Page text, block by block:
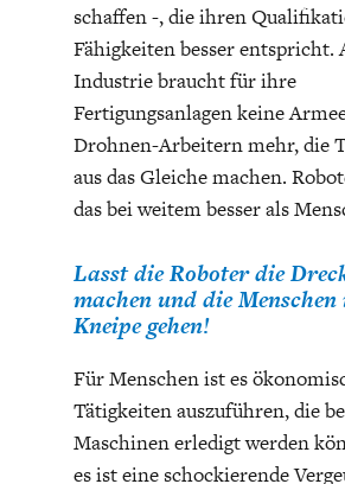
schaffen -, die ihren
Fähigkeiten besser entspricht.
Industrie braucht für ihre
Fertigungsanlagen keine
Drohnen-Arbeitern mehr, die
aus das Gleiche machen.
das bei weitem besser als
Lasst die Roboter die
machen und die
Kneipe gehen!
Für Menschen ist es
Tätigkeiten auszuführen, die
Maschinen erledigt werden
es ist eine schockierende